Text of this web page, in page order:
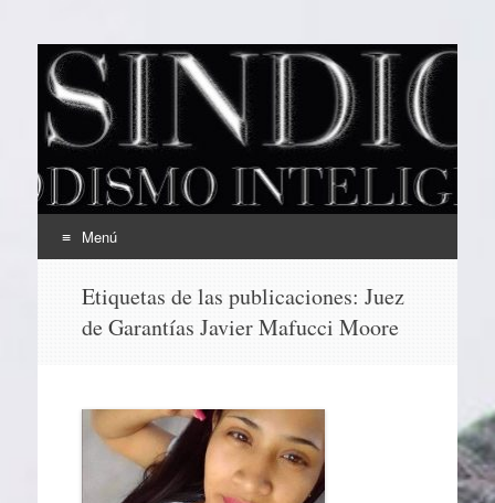
EL SINDICAL
Periodismo Inteligente
Menú
contenido
Etiquetas de las publicaciones: Juez
de Garantías Javier Mafucci Moore